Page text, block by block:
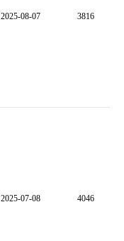
2025-08-07 3816
2025-07-08 4046